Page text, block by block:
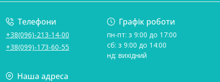
Телефони
+38(096)-213-14-00
+38(099)-173-60-55
Графік роботи
пн-пт: з 9:00 до 17:00
сб: з 9:00 до 14:00
нд: вихідний
Наша адреса